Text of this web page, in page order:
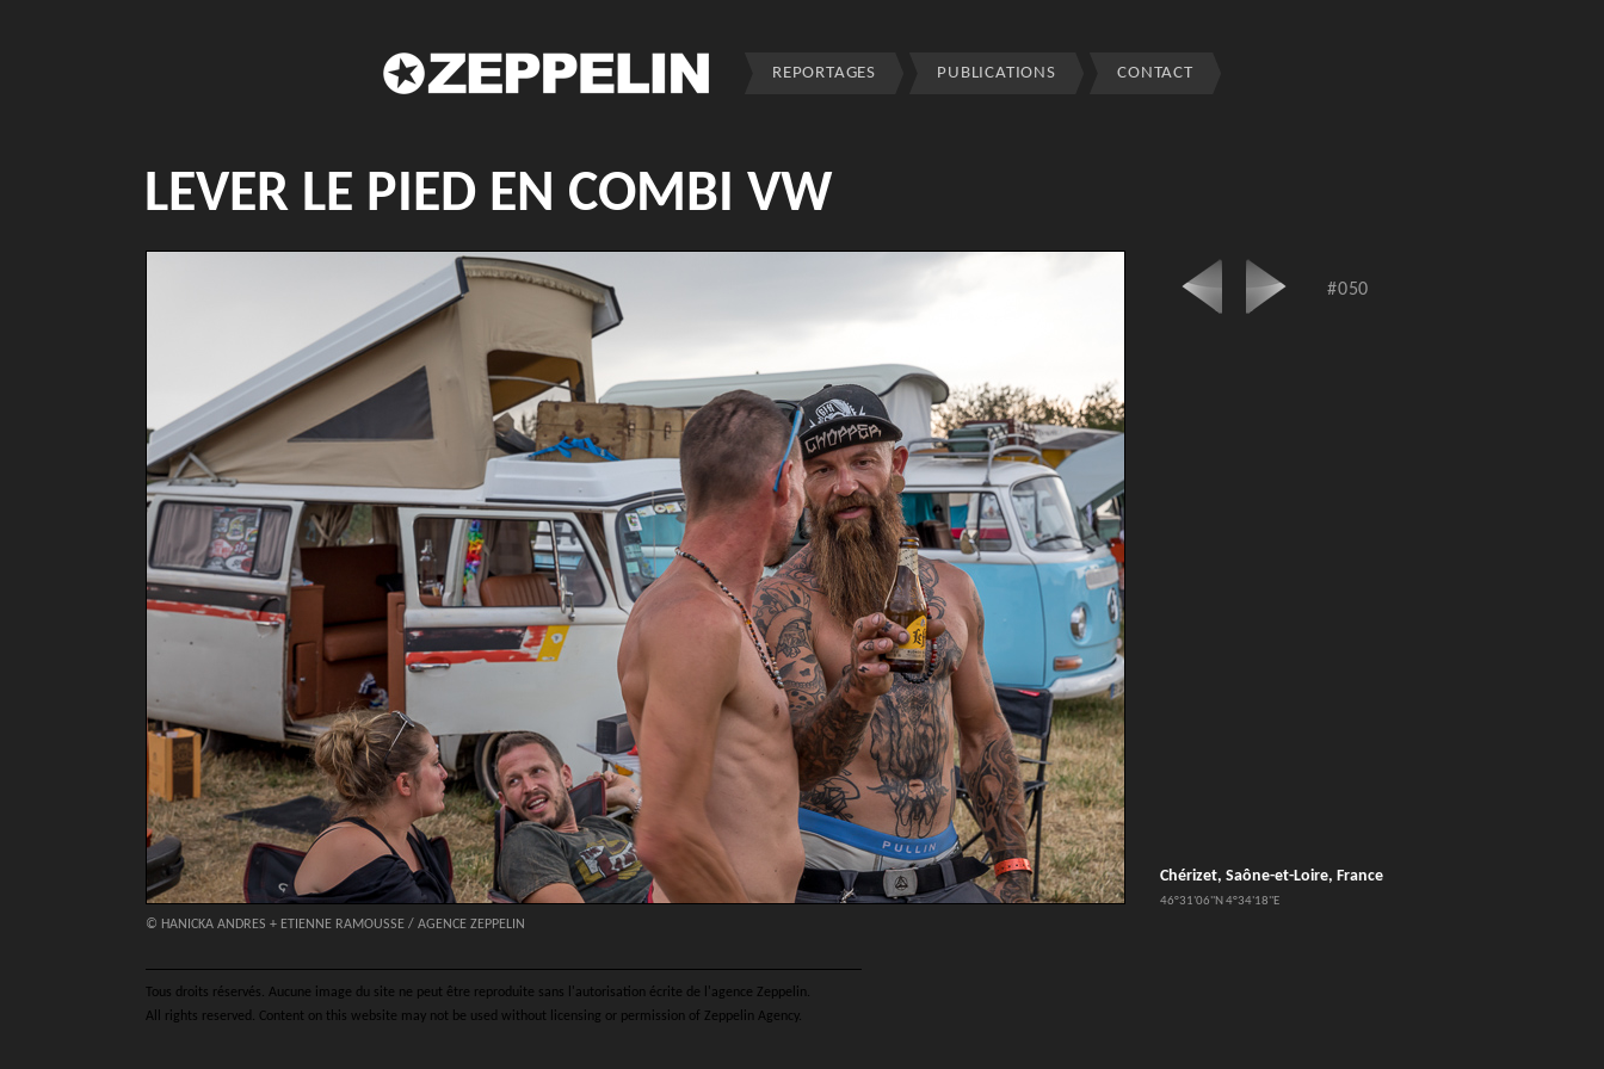
REPORTAGES PUBLICATIONS CONTACT
LEVER LE PIED EN COMBI VW
#050
Chérizet, Saône-et-Loire, France
46°31'06''N 4°34'18''E
© HANICKA ANDRES + ETIENNE RAMOUSSE / AGENCE ZEPPELIN
Tous droits réservés. Aucune image du site ne peut être reproduite sans l'autorisation écrite de l'agence Zeppelin.
All rights reserved. Content on this website may not be used without licensing or permission of Zeppelin Agency.